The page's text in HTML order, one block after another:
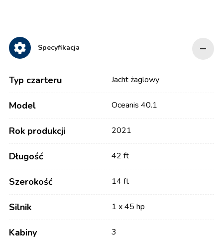
Specyfikacja
Typ czarteru Jacht żaglowy
Model Oceanis 40.1
Rok produkcji 2021
Długość 42 ft
Szerokość 14 ft
Silnik 1 x 45 hp
Kabiny 3